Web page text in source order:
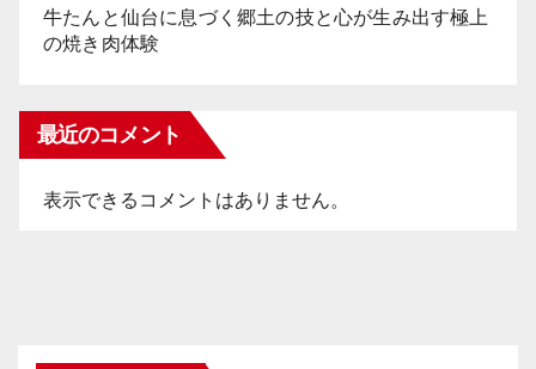
牛たんと仙台に息づく郷土の技と心が生み出す極上
の焼き肉体験
最近のコメント
表示できるコメントはありません。